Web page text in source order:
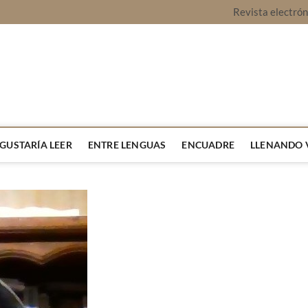
Revista
LEER ENTRE LENGUAS ENCUADRE LLENANDO